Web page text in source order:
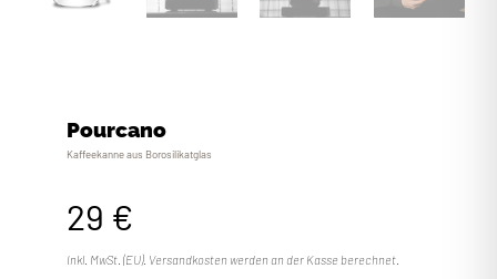
Pourcano
Kaffeekanne aus Borosilikatglas
29 €
Inkl. MwSt. (EU). Versandkosten werden an der Kasse berechnet.